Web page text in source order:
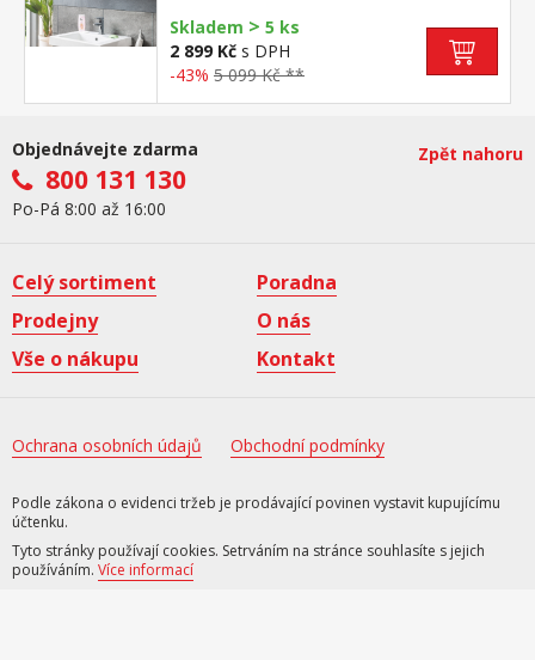
Skladem > 5 ks
2 899 Kč s DPH
-43% 5 099 Kč **
Objednávejte zdarma
800 131 130
Po-Pá 8:00 až 16:00
Zpět nahoru
Celý sortiment
Poradna
Prodejny
O nás
Vše o nákupu
Kontakt
Ochrana osobních údajů Obchodní podmínky
Podle zákona o evidenci tržeb je prodávající povinen vystavit kupujícímu
účtenku.
Tyto stránky používají cookies. Setrváním na stránce souhlasíte s jejich
používáním. Více informací